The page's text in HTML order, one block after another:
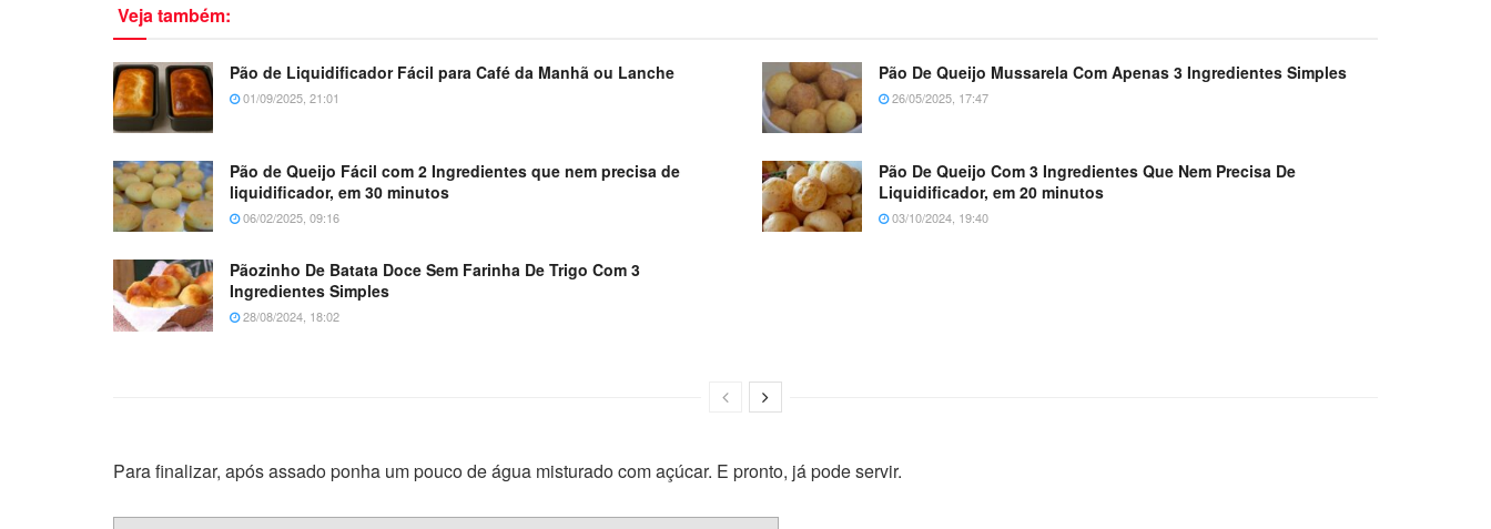
Veja também:
Pão de Liquidificador Fácil para Café da Manhã ou Lanche
01/09/2025, 21:01
Pão De Queijo Mussarela Com Apenas 3 Ingredientes Simples
26/05/2025, 17:47
Pão de Queijo Fácil com 2 Ingredientes que nem precisa de
liquidificador, em 30 minutos
06/02/2025, 09:16
Pão De Queijo Com 3 Ingredientes Que Nem Precisa De
Liquidificador, em 20 minutos
03/10/2024, 19:40
Pãozinho De Batata Doce Sem Farinha De Trigo Com 3
Ingredientes Simples
28/08/2024, 18:02
Para finalizar, após assado ponha um pouco de água misturado com açúcar. E pronto, já pode servir.